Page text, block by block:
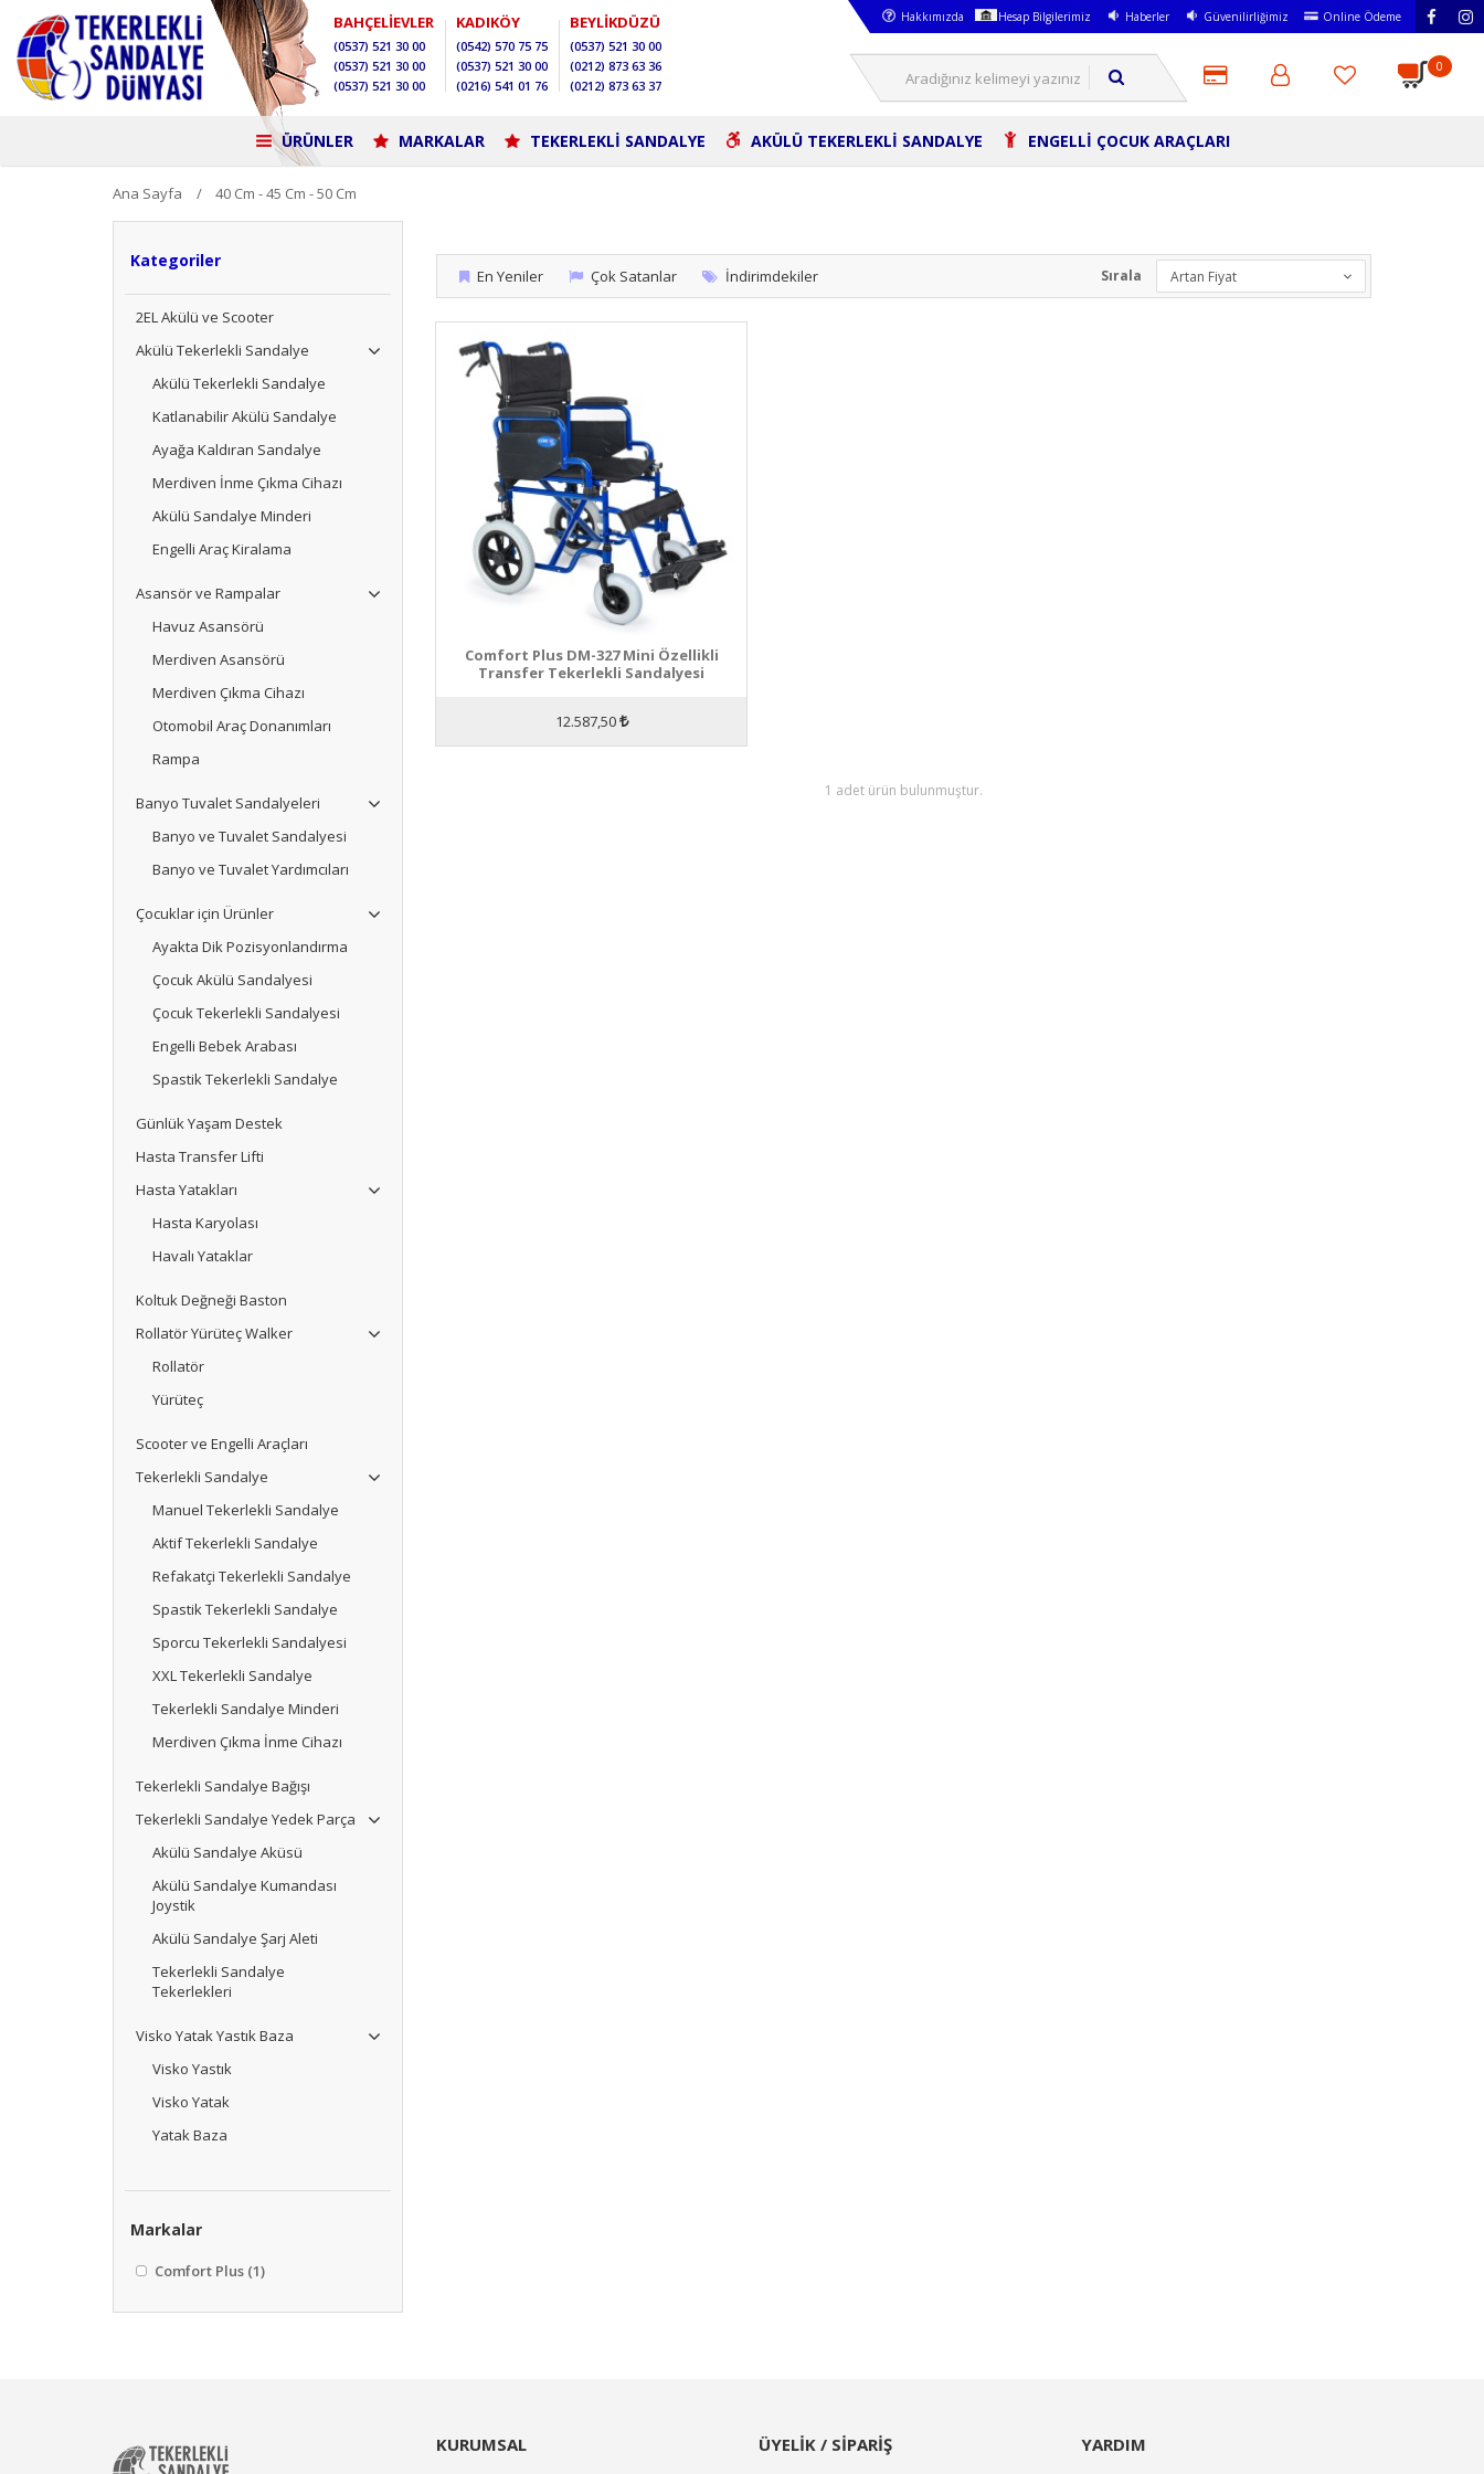
BAHÇELİEVLER
(0537) 521 30 00
(0537) 521 30 00
(0537) 521 30 00
KADIKÖY
(0542) 570 75 75
(0537) 521 30 00
(0216) 541 01 76
BEYLİKDÜZÜ
(0537) 521 30 00
(0212) 873 63 36
(0212) 873 63 37
Hakkımızda Hesap Bilgilerimiz Haberler Güvenilirliğimiz Online Ödeme
0
ÜRÜNLER MARKALAR TEKERLEKLİ SANDALYE AKÜLÜ TEKERLEKLİ SANDALYE ENGELLİ ÇOCUK ARAÇLARI
Ana Sayfa 40 Cm - 45 Cm - 50 Cm
Kategoriler
2EL Akülü ve Scooter
Akülü Tekerlekli Sandalye
Akülü Tekerlekli Sandalye
Katlanabilir Akülü Sandalye
Ayağa Kaldıran Sandalye
Merdiven İnme Çıkma Cihazı
Akülü Sandalye Minderi
Engelli Araç Kiralama
Asansör ve Rampalar
Havuz Asansörü
Merdiven Asansörü
Merdiven Çıkma Cihazı
Otomobil Araç Donanımları
Rampa
Banyo Tuvalet Sandalyeleri
Banyo ve Tuvalet Sandalyesi
Banyo ve Tuvalet Yardımcıları
Çocuklar için Ürünler
Ayakta Dik Pozisyonlandırma
Çocuk Akülü Sandalyesi
Çocuk Tekerlekli Sandalyesi
Engelli Bebek Arabası
Spastik Tekerlekli Sandalye
Günlük Yaşam Destek
Hasta Transfer Lifti
Hasta Yatakları
Hasta Karyolası
Havalı Yataklar
Koltuk Değneği Baston
Rollatör Yürüteç Walker
Rollatör
Yürüteç
Scooter ve Engelli Araçları
Tekerlekli Sandalye
Manuel Tekerlekli Sandalye
Aktif Tekerlekli Sandalye
Refakatçi Tekerlekli Sandalye
Spastik Tekerlekli Sandalye
Sporcu Tekerlekli Sandalyesi
XXL Tekerlekli Sandalye
Tekerlekli Sandalye Minderi
Merdiven Çıkma İnme Cihazı
Tekerlekli Sandalye Bağışı
Tekerlekli Sandalye Yedek Parça
Akülü Sandalye Aküsü
Akülü Sandalye Kumandası
Joystik
Akülü Sandalye Şarj Aleti
Tekerlekli Sandalye
Tekerlekleri
Visko Yatak Yastık Baza
Visko Yastık
Visko Yatak
Yatak Baza
Markalar
Comfort Plus (1)
En Yeniler Çok Satanlar İndirimdekiler Sırala
Comfort Plus DM-327 Mini Özellikli
Transfer Tekerlekli Sandalyesi
12.587,50
1 adet ürün bulunmuştur.
KURUMSAL ÜYELİK / SİPARİŞ YARDIM